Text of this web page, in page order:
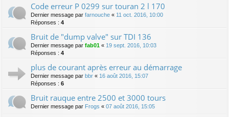
Code erreur P 0299 sur touran 2 l 170
Dernier message par farnouche « 11 oct. 2016, 10:00
Réponses : 4
Bruit de "dump valve" sur TDI 136
Dernier message par fab01 « 19 sept. 2016, 10:03
Réponses : 4
plus de courant après erreur au démarrage
Dernier message par bbr « 16 août 2016, 15:07
Réponses : 6
Bruit rauque entre 2500 et 3000 tours
Dernier message par Frogs « 07 août 2016, 15:05